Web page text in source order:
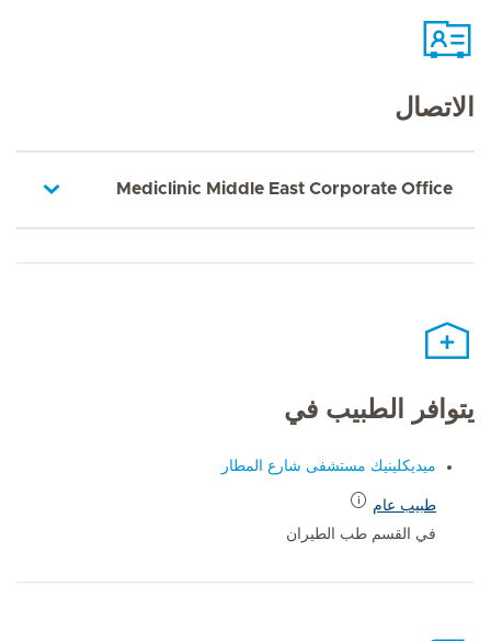
الاتصال
Mediclinic Middle East Corporate Office
يتوافر الطبيب في
ميديكلينيك مستشفى شارع المطار
طبيب عام
في القسم طب الطيران